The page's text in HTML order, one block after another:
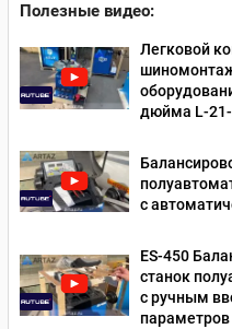
Наличие в СПб
Полезные видео:
Легковой
дюйма L-
с
ES-450
станок
с ручным
параметров